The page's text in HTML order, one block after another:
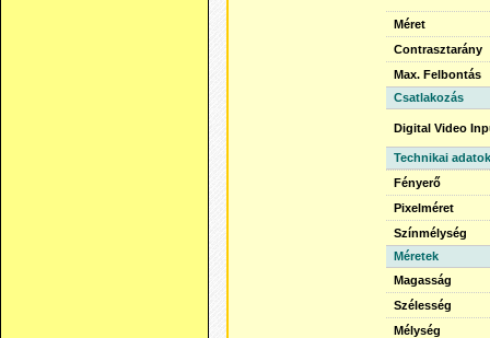
Méret
Contrasztarány
Max. Felbontás
Csatlakozás
Digital Video
Technikai adatok
Fényerő
Pixelméret
Színmélység
Méretek
Magasság
Szélesség
Mélység